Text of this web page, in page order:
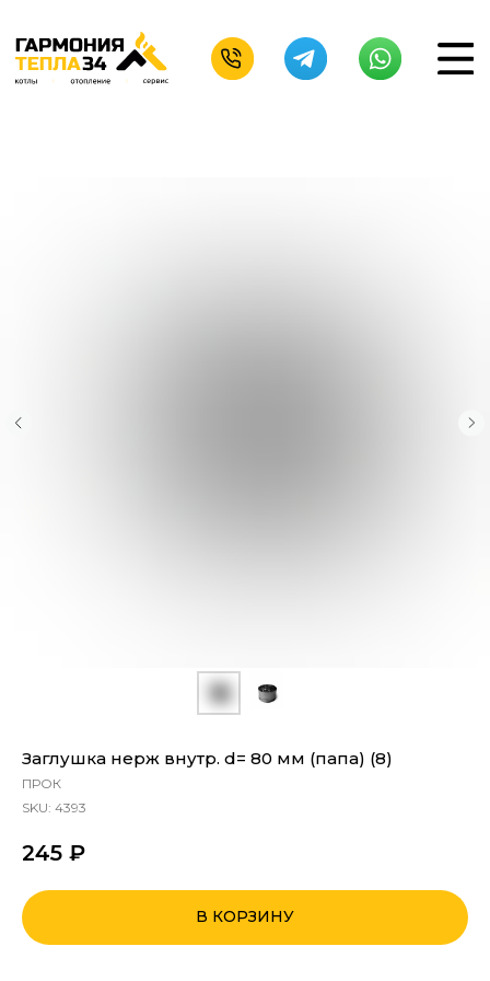
Заглушка нерж внутр. d= 80 мм (папа) (8)
ПРОК
SKU: 4393
245 ₽
В КОРЗИНУ